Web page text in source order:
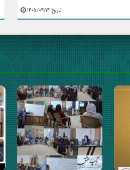
تاریخ ۱۴۰۵/۰۴/۱۴